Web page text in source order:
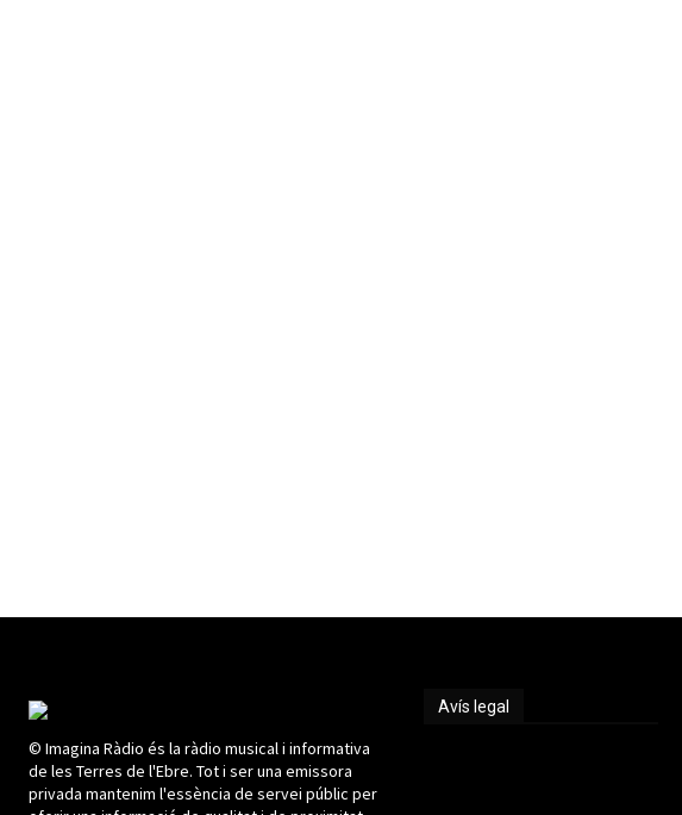
© Imagina Ràdio és la ràdio musical i informativa
de les Terres de l'Ebre. Tot i ser una emissora
privada mantenim l'essència de servei públic per
Avís legal